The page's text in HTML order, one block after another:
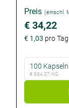
details
Preis (einschl.
€ 34,22
€ 1,03 pro Tag
Wählen
Sie
Ihre
100 Kapseln
€ 34,22
€ 684,37/KG
Optional